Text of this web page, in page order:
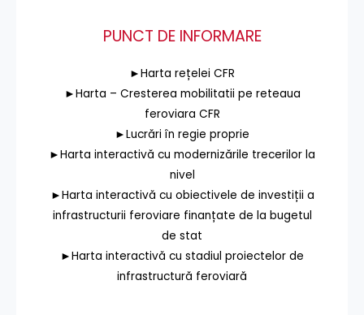
PUNCT DE INFORMARE
►Harta rețelei CFR
►Harta – Cresterea mobilitatii pe reteaua
feroviara CFR
►Lucrări în regie proprie
►Harta interactivă cu modernizările trecerilor la
nivel
►Harta interactivă cu obiectivele de investiții a
infrastructurii feroviare finanțate de la bugetul
de stat
►Harta interactivă cu stadiul proiectelor de
infrastructură feroviară